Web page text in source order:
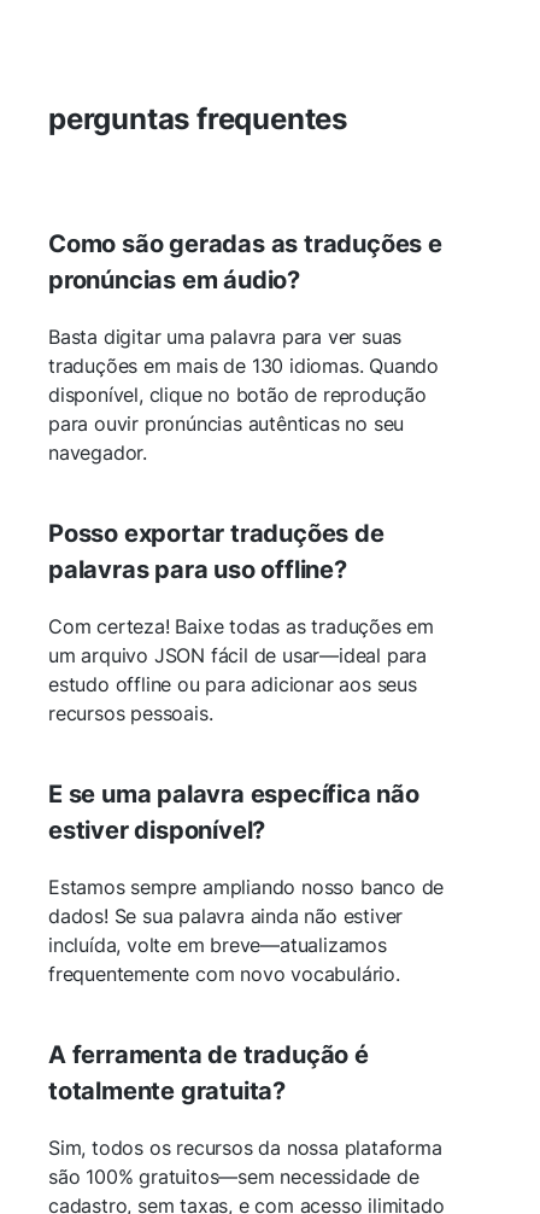
perguntas frequentes
Como são geradas as traduções e
pronúncias em áudio?
Basta digitar uma palavra para ver suas
traduções em mais de 130 idiomas. Quando
disponível, clique no botão de reprodução
para ouvir pronúncias autênticas no seu
navegador.
Posso exportar traduções de
palavras para uso offline?
Com certeza! Baixe todas as traduções em
um arquivo JSON fácil de usar—ideal para
estudo offline ou para adicionar aos seus
recursos pessoais.
E se uma palavra específica não
estiver disponível?
Estamos sempre ampliando nosso banco de
dados! Se sua palavra ainda não estiver
incluída, volte em breve—atualizamos
frequentemente com novo vocabulário.
A ferramenta de tradução é
totalmente gratuita?
Sim, todos os recursos da nossa plataforma
são 100% gratuitos—sem necessidade de
cadastro, sem taxas, e com acesso ilimitado